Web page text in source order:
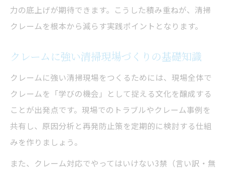
力の底上げが期待できます。こうした積み重ねが、清掃
クレームを根本から減らす実践ポイントとなります。
クレームに強い清掃現場づくりの基礎知識
クレームに強い清掃現場をつくるためには、現場全体で
クレームを「学びの機会」として捉える文化を醸成する
ことが出発点です。現場でのトラブルやクレーム事例を
共有し、原因分析と再発防止策を定期的に検討する仕組
みを作りましょう。
また、クレーム対応でやってはいけない3禁（言い訳・無